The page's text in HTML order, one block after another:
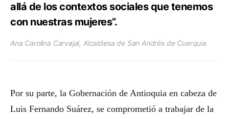
allá de los contextos sociales que tenemos
con nuestras mujeres”.
Ana Carolina Carvajal, Alcaldesa de San Andrés de Cuerquia
Por su parte, la Gobernación de Antioquia en cabeza de
Luis Fernando Suárez, se comprometió a trabajar de la